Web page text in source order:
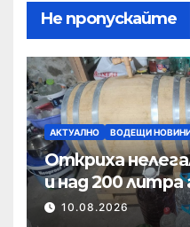
Не пропускайте
АКТУАЛНО ВОДЕЩИ
Откриха
и над 200 литра
10.08.2026